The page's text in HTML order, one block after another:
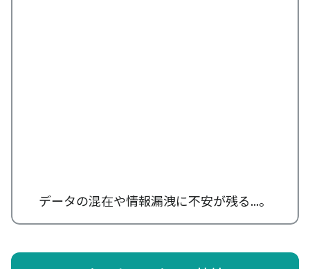
データの混在や情報漏洩に不安が残る...。